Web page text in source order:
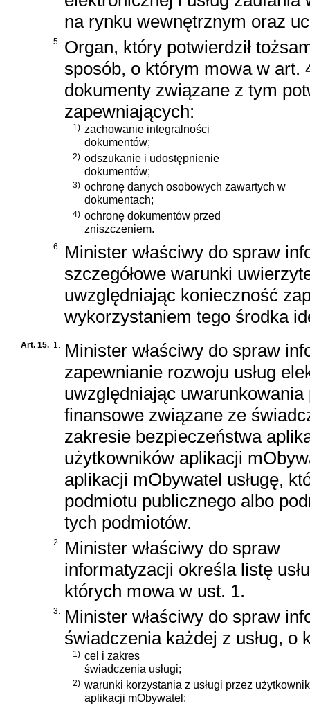
na rynku wewnętrznym oraz
5. Organ, który potwierdził
sposób, o którym mowa w art.
dokumenty związane z tym
zapewniających:
1) zachowanie integralności
dokumentów;
2) odszukanie i udostępnienie
dokumentów;
3) ochronę danych osobowych zawartych w
dokumentach;
4) ochronę dokumentów przed
zniszczeniem.
6. Minister właściwy do spraw
szczegółowe warunki
uwzględniając konieczność
wykorzystaniem tego środka
Art. 15. 1. Minister właściwy do spraw
zapewnianie rozwoju usług
uwzględniając
finansowe związane ze
zakresie bezpieczeństwa
użytkowników aplikacji
aplikacji mObywatel usługę,
podmiotu publicznego albo
tych podmiotów.
2. Minister właściwy do spraw
informatyzacji określa listę
których mowa w ust. 1.
3. Minister właściwy do spraw
świadczenia każdej z usług,
1) cel i zakres
świadczenia usługi;
2) warunki korzystania z usługi przez
aplikacji mObywatel;